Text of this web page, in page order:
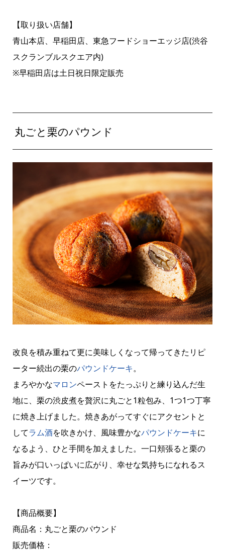
【取り扱い店舗】
青山本店、早稲田店、東急フードショーエッジ店(渋谷
スクランブルスクエア内)
※早稲田店は土日祝日限定販売
丸ごと栗のパウンド
改良を積み重ねて更に美味しくなって帰ってきたリピ
ーター続出の栗のパウンドケーキ。
まろやかなマロンペーストをたっぷりと練り込んだ生
地に、栗の渋皮煮を贅沢に丸ごと1粒包み、1つ1つ丁寧
に焼き上げました。焼きあがってすぐにアクセントと
してラム酒を吹きかけ、風味豊かなパウンドケーキに
なるよう、ひと手間を加えました。一口頬張ると栗の
旨みが口いっぱいに広がり、幸せな気持ちになれるス
イーツです。
【商品概要】
商品名：丸ごと栗のパウンド
販売価格：